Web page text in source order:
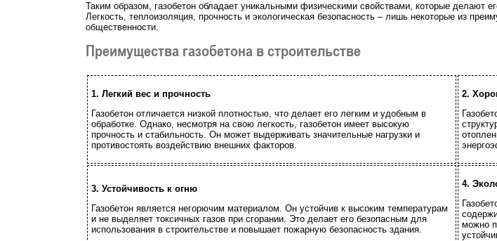
Таким образом, газобетон обладает уникальными физическими свойствами, которые делают
Легкость, теплоизоляция, прочность и экологическая безопасность – лишь некоторые из
общественности.
Преимущества газобетона в строительстве
1. Легкий вес и прочность
Газобетон отличается низкой плотностью, что делает его легким и удобным в
обработке. Однако, несмотря на свою легкость, газобетон имеет высокую
прочность и стабильность. Он может выдерживать значительные нагрузки и
противостоять воздействию внешних факторов.
2.
3. Устойчивость к огню
Газобетон является негорючим материалом. Он устойчив к высоким температурам
и не выделяет токсичных газов при сгорании. Это делает его безопасным для
использования в строительстве и повышает пожарную безопасность здания.
4.
можно